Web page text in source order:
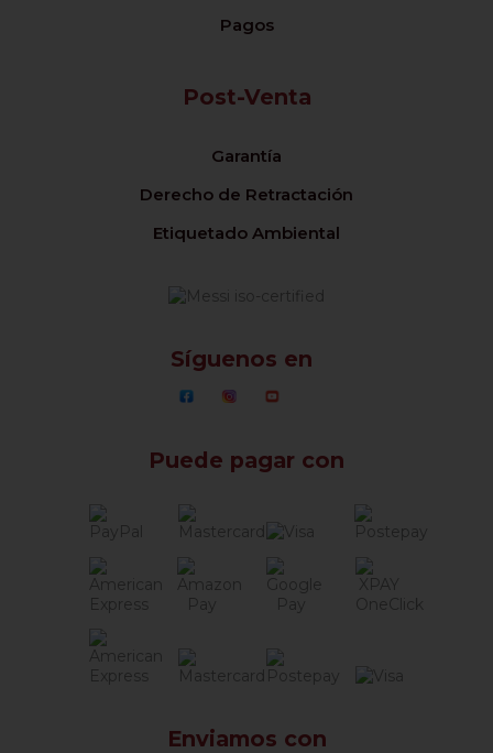
Pagos
Post-Venta
Garantía
Derecho de Retractación
Etiquetado Ambiental
Síguenos en
Puede pagar con
Enviamos con